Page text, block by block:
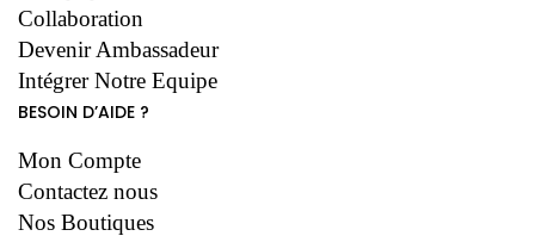
Collaboration
Devenir Ambassadeur
Intégrer Notre Equipe
BESOIN D’AIDE ?
Mon Compte
Contactez nous
Nos Boutiques